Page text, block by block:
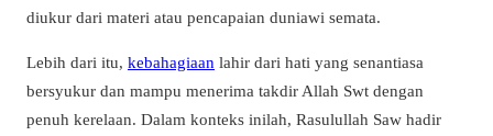
diukur dari materi atau pencapaian duniawi semata.
Lebih dari itu, kebahagiaan lahir dari hati yang senantiasa
bersyukur dan mampu menerima takdir Allah Swt dengan
penuh kerelaan. Dalam konteks inilah, Rasulullah Saw hadir